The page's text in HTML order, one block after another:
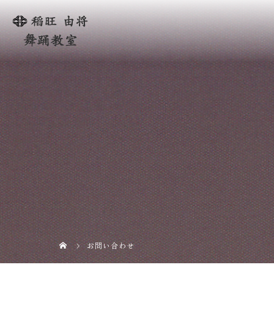
お問い合わせ